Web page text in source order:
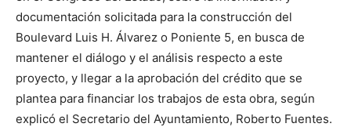
documentación solicitada para la construcción del
Boulevard Luis H. Álvarez o Poniente 5, en busca de
mantener el diálogo y el análisis respecto a este
proyecto, y llegar a la aprobación del crédito que se
plantea para financiar los trabajos de esta obra, según
explicó el Secretario del Ayuntamiento, Roberto Fuentes.